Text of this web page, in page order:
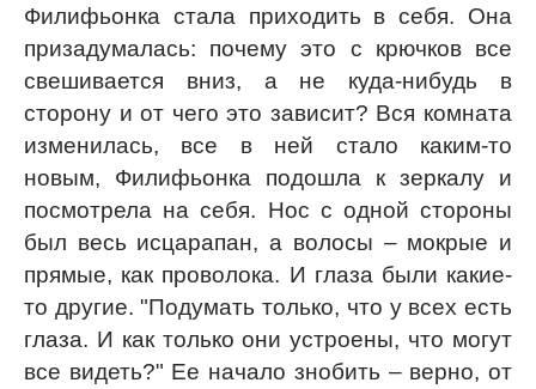
Филифьонка стала приходить в себя. Она
призадумалась: почему это с крючков все
свешивается вниз, а не куда-нибудь в
сторону и от чего это зависит? Вся комната
изменилась, все в ней стало каким-то
новым, Филифьонка подошла к зеркалу и
посмотрела на себя. Нос с одной стороны
был весь исцарапан, а волосы – мокрые и
прямые, как проволока. И глаза были какие-
то другие. "Подумать только, что у всех есть
глаза. И как только они устроены, что могут
все видеть?" Ее начало знобить – верно, от